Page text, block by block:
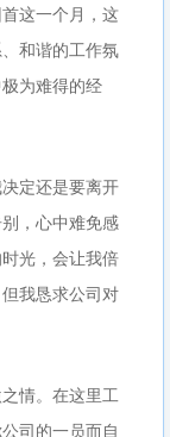
这一个月，这
和谐的工作氛
为难得的经
定还是要离开
，心中难免感
光，会让我倍
我恳求公司对
情。在这里工
司的一员而自